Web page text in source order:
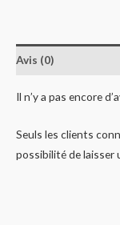
Avis (0)
Il n’y a pas encore
Seuls les clients
possibilité de laisser